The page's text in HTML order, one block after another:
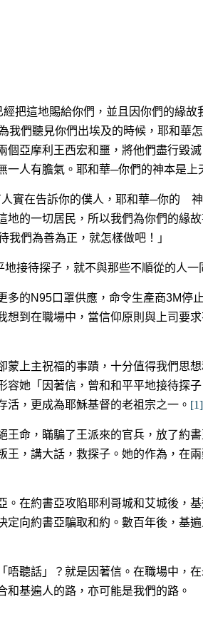
把這地賜給你們 ，並且因你們的緣
我們聽見你們出埃及的時候，耶和華
個亞摩利王西宏和噩，將他們盡行毀
一人有膽氣。耶和華─你們的神本是
實在告訴你的僕人，耶和華─你的
地的一切居民，所以我們為你們的緣
我們為善為正，就怎樣做吧！」
接待探子，就不與那些不順從的人一
多的N95口罩供應，命令生產商3M停
想到在職場中，當信仰原則與上司要
蒙上主祝福的事蹟，十分值得我們思
容她「因著信，曾和和平平地接待探
活，更成為耶穌基督的老祖宗之一。 [1]
王命，瞞騙了王派來的官兵，放了約
王，講大話，救探子。她的作為，在
。在約書亞攻陷耶利哥城和艾城後，
定向約書亞騙取和約。數百年後，基
唔聽話」？就是因著信。在職場中，
和基遍人的路，亦可能是我們的路。